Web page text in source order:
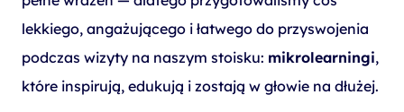
lekkiego, angażującego i łatwego do przyswojenia
podczas wizyty na naszym stoisku: mikrolearningi,
które inspirują, edukują i zostają w głowie na dłużej.